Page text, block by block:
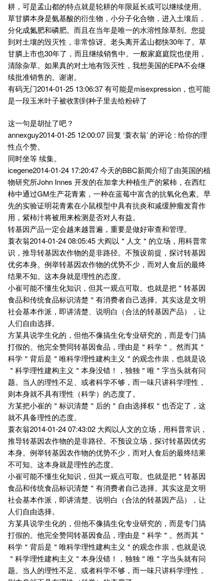
耕，可是孟山都的特点就是轮耕的年限延长或可以继续使用。
草甘膦本身是氨基酸的衍生物，小分子化合物，进入土壤后，
分化成氮肥和磷肥。而且在当年是唯一的水溶性除草剂。您提
到对土壤的毁灭性，非常惊讶。老头离开孟山都快30年了。草
甘膦上市也30年了，而且继续销售中。一般家庭庭院也使用，
清除杂草。如果真的对土地有毁灭性，我想美国的EPA不会继
续批准销售的。谢谢。
有码无门2014-01-25 13:06:37 有可能是misexpression，也可能
是一段玉米叶子被收割到种子里去给粉碎了
这一句是胡扯了吧？
annexguy2014-01-25 12:00:07 回复 ‘蓑衣翁’ 的评论 : 给你的理
性点个赞。
同时坐等 续集。
icegene2014-01-24 17:20:47 今天的BBC新闻介绍了由英国的植
物研究所John Innes 开发的在加拿大种植生产的紫柿，在西红
柿中通过GM生产花青素，一种在蓝莓中富含的抗氧化色素。早
先的实验证明花青素在小鼠模型中具有抗炎和减缓肿瘤发育作
用，紫柿汁将被用来检测是否对人有益。
转基因产品一定会越来越普遍，重要是做好审查和管理。
蓑衣翁2014-01-24 08:05:45 大阎以＂人文＂的立场，用科普常
识，推导转基因农作物的是非路径。不预设前提，探讨转基因
优劣本身。例举转基因农作物的优势不少，而对人食后的最终
结果不知。这本身就是理性的态度。
小崔可能不懂生化知识，但其一观点可取。也就是把＂转基因
食品和传统食品标识清楚＂有消费者自己选择。其实这是文明
社会基本作派，即讲清楚、说明白（合法的转基因产品），让
人们自由选择。
方某具说学生化的，但他不像搞生化专业研究的，而是专门搞
打假的。他完全赞同转基因食品，理由是＂科学＂。然而其＂
科学＂背后是＂唯科学理性建构主义＂的观念作祟，也就是说
＂科学理性建构主义＂本身没错！，独独＂唯＂字当头就有问
题。当人的理性不足、或者科学不够，而一味只讲科学理性，
则本身就不具有理性（科学）的态度了。
方某把小崔的＂标识清楚＂后的＂自由选择权＂也否定了，这
就不具备理性的态度。
蓑衣翁2014-01-24 07:43:02 大阎以人文的立场，用科普常识，
推导转基因农作物的是非路径。不预设立场，探讨转基因优劣
本身。例举转基因农作物的优势不少，而对人食后的最终结果
不可知。这本身就是理性的态度。
小崔可能不懂生化知识，但其一观点可取。也就是把＂转基因
食品和传统食品标识清楚＂有消费者自己选择。其实这是文明
社会基本作派，即讲清楚、说明白（合法的转基因产品），让
人们自由选择。
方某具说学生化的，但他不像搞生化专业研究的，而是专门搞
打假的。他完全赞同转基因食品，理由是＂科学＂。然而其＂
科学＂背后是＂唯科学理性建构主义＂的观念作祟，也就是说
＂科学理性建构主义＂本身没错！，独独＂唯＂字当头就有问
题。当人的理性不足、或者科学不够，而一味只讲科学理性，